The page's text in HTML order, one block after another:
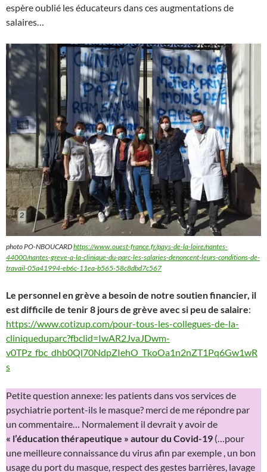
espère oublié les éducateurs dans ces augmentations de
salaires…
photo PO-NBOUCARDhttps://www.ouest-france.fr/pays-de-la-loire/nantes-
44000/nantes-greve-a-la-clinique-du-parc-les-salaries-denoncent-leurs-conditions-de-
travail-05a41994-eb6c-11ea-b565-58c8dbd7c567
Le personnel en grève a besoin de notre soutien financier, il
est difficile de tenir 8 jours de grève avec si peu de salaire:
https://www.cotizup.com/pour-tous-les-collegues-de-la-
cliniqueduparc?fbclid=IwAR2JvaJDwm-
v0TPz_fbc_dhb0Ql70NdpZIehO_TkoOa1n2nZT1Pq6Gw1wR
s
Petite question annexe: les patients dans vos services de
psychiatrie portent-ils le masque? merci de me répondre par
un commentaire… Normalement il devrait y avoir de
« l’éducation thérapeutique » autour du Covid-19 (…pour
une meilleure connaissance du virus afin par exemple , un bon
usage du port du masque, respect des gestes barrières, lavage